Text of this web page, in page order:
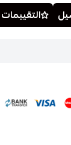
التقييمات